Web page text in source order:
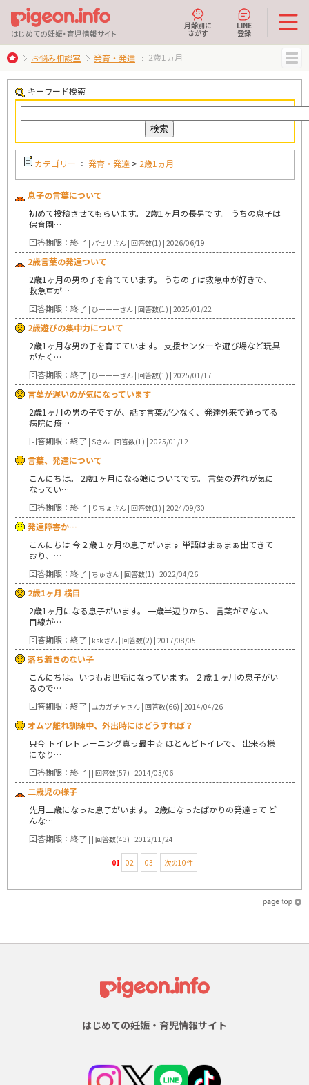
はじめての妊娠・育児情報サイト
月齢別に
さがす
LINE
登録
MENU
お悩み相談室 発育・発達 2歳1ヵ月
キーワード検索
カテゴリー ： 発育・発達 > 2歳1ヵ月
息子の言葉について
初めて投稿させてもらいます。 2歳1ヶ月の長男です。 うちの息子は
保育園…
回答期限：終了 | パセリさん | 回答数(1) | 2026/06/19
2歳言葉の発達ついて
2歳1ヶ月の男の子を育てています。 うちの子は救急車が好きで、
救急車が…
回答期限：終了 | ひーーーさん | 回答数(1) | 2025/01/22
2歳遊びの集中力について
2歳1ヶ月な男の子を育てています。 支援センターや遊び場など玩具
がたく…
回答期限：終了 | ひーーーさん | 回答数(1) | 2025/01/17
言葉が遅いのが気になっています
2歳1ヶ月の男の子ですが、話す言葉が少なく、発達外来で通ってる
病院に療…
回答期限：終了 | Sさん | 回答数(1) | 2025/01/12
言葉、発達について
こんにちは。 2歳1ヶ月になる娘についてです。 言葉の遅れが気に
なってい…
回答期限：終了 | りちょさん | 回答数(1) | 2024/09/30
発達障害か…
こんにちは 今２歳１ヶ月の息子がいます 単語はまぁまぁ出てきて
おり、…
回答期限：終了 | ちゅさん | 回答数(1) | 2022/04/26
2歳1ヶ月 横目
2歳1ヶ月になる息子がいます。 一歳半辺りから、 言葉がでない、
目線が…
回答期限：終了 | kskさん | 回答数(2) | 2017/08/05
落ち着きのない子
こんにちは。いつもお世話になっています。 ２歳１ヶ月の息子がい
るので…
回答期限：終了 | ユカガチャさん | 回答数(66) | 2014/04/26
オムツ離れ訓練中、外出時にはどうすれば？
只今 トイレトレーニング真っ最中☆ ほとんどトイレで、 出来る様
になり…
回答期限：終了 | | 回答数(57) | 2014/03/06
二歳児の様子
先月二歳になった息子がいます。 2歳になったばかりの発達って ど
んな…
回答期限：終了 | | 回答数(43) | 2012/11/24
01 02 03 次の10件
はじめての妊娠・育児情報サイト